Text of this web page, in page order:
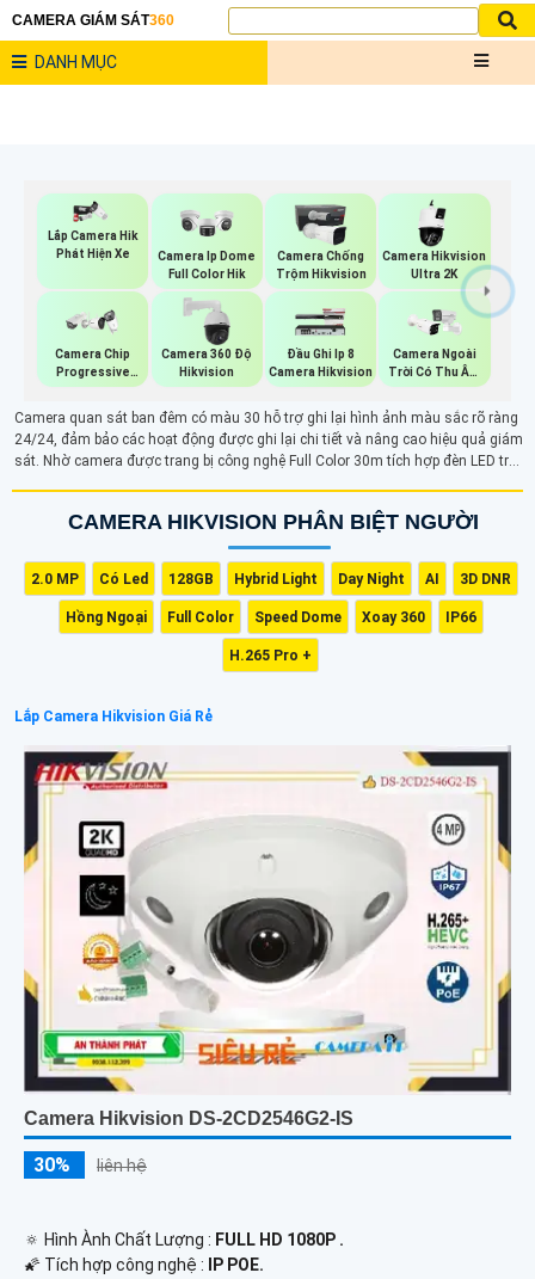
CAMERA GIÁM SÁT360
DANH MỤC
Lắp Camera Hik
Phát Hiện Xe
Camera Ip Dome
Full Color Hik
Camera Chống
Trộm Hikvision
Camera Hikvision
Ultra 2K
Camera Chip
Progressive
Scan CMOS
Hikvision
Camera 360 Độ
Hikvision
Đầu Ghi Ip 8
Camera Hikvision
Camera Ngoài
Trời Có Thu Âm
Hik
Camera quan sát ban đêm có màu 30 hỗ trợ ghi lại hình ảnh màu sắc rõ ràng
24/24, đảm bảo các hoạt động được ghi lại chi tiết và nâng cao hiệu quả giám
sát. Nhờ camera được trang bị công nghệ Full Color 30m tích hợp đèn LED trợ
CAMERA HIKVISION PHÂN BIỆT NGƯỜI
2.0 MP Có Led 128GB Hybrid Light Day Night AI 3D DNR
Hồng Ngoại Full Color Speed Dome Xoay 360 IP66
H.265 Pro +
Lắp Camera Hikvision Giá Rẻ
Camera Hikvision DS-2CD2546G2-IS
30% liên hệ
🔅 Hình Ành Chất Lượng : FULL HD 1080P .
🌠 Tích hợp công nghệ :
IP POE.